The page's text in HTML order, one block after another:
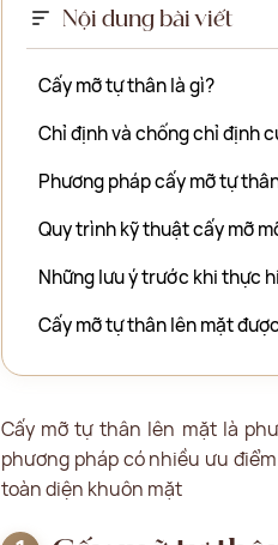
Nội dung bài viết
Cấy mỡ tự thân là gì?
Chỉ định và chống chỉ định
Phương pháp cấy mỡ tự
Quy trình kỹ thuật cấy mỡ
Những lưu ý trước khi thực
Cấy mỡ tự thân lên mặt
Cấy mỡ tự thân lên mặt là
phương pháp có nhiều ưu
toàn diện khuôn mặt